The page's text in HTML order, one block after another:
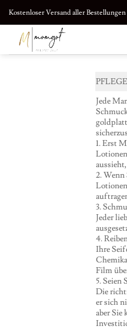
Zum
springen
Kostenloser Versand aller Bestellungen
Jede
1. Erst
2. Wenn
3.
Jeder
4.
Ihre
Film
5. Seien
Die
er sich
aber